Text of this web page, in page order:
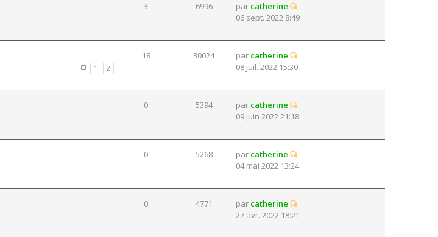
3 6996 par catherine
06 sept. 2022 8:49
1 2
18 30024 par catherine
08 juil. 2022 15:30
0 5394 par catherine
09 juin 2022 21:18
0 5268 par catherine
04 mai 2022 13:24
0 4771 par catherine
27 avr. 2022 18:21